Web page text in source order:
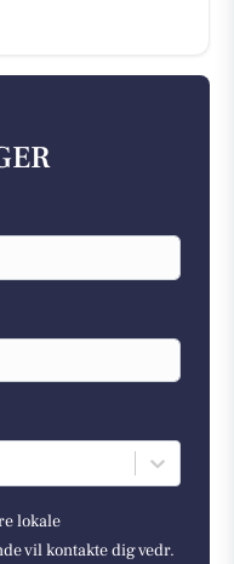
lokale
vil kontakte dig vedr.